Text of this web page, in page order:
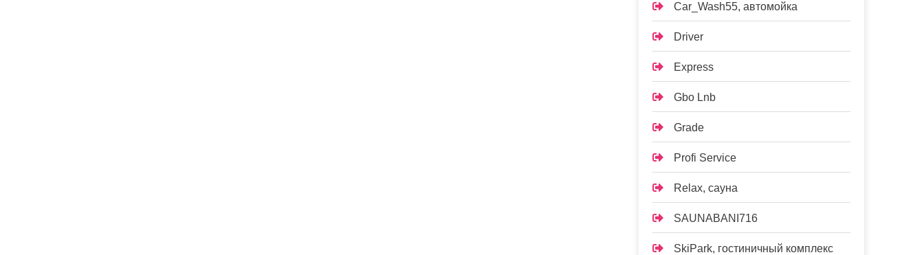
Car_Wash55, автомойка
Driver
Express
Gbo Lnb
Grade
Profi Service
Relax, сауна
SAUNABANI716
SkiPark, гостиничный комплекс